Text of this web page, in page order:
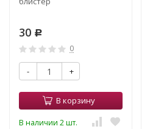
30 Р
0
- +
В корзину
В наличии 2 шт.